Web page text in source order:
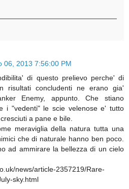
06, 2013 7:56:00 PM
di questo prelievo perche' di
risultati concludenti ne erano gia'
Enemy, appunto. Che stiano
i "vedenti" le scie velenose e' tutto
a pane e bile.
meraviglia della natura tutta una
che di naturale hanno ben poco.
ad ammirare la bellezza di un cielo
news/article-2357219/Rare-
sky.html